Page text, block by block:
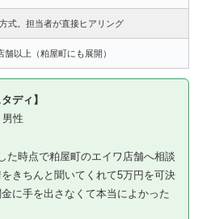
式。担当者が直接ヒアリング
舗以上（粕屋町にも展開）
ディ】
性
た時点で粕屋町のエイワ店舗へ相談
きちんと聞いてくれて5万円を可決
に手を出さなくて本当によかった